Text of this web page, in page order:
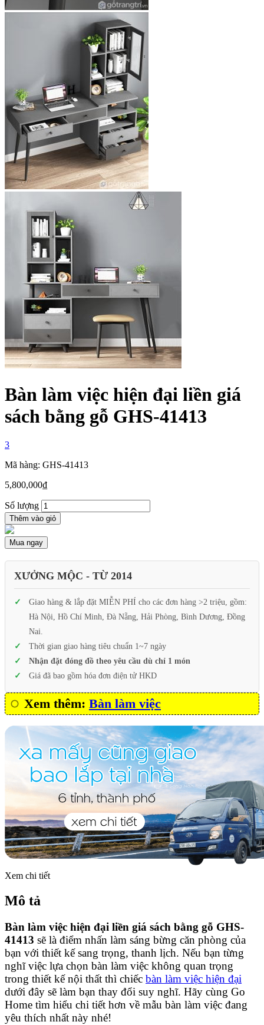
Bàn làm việc hiện đại liền giá
sách bằng gỗ GHS-41413
3
Mã hàng: GHS-41413
5,800,000₫
Số lượng
Thêm vào giỏ
Mua ngay
XƯỞNG MỘC - TỪ 2014
Giao hàng & lắp đặt MIỄN PHÍ cho các đơn hàng >2 triệu, gồm:
Hà Nội, Hồ Chí Minh, Đà Nẵng, Hải Phòng, Bình Dương, Đồng
Nai.
Thời gian giao hàng tiêu chuẩn 1~7 ngày
Nhận đặt đóng đồ theo yêu cầu dù chỉ 1 món
Giá đã bao gồm hóa đơn điện tử HKD
Xem thêm: Bàn làm việc
Xem chi tiết
Mô tả
Bàn làm việc hiện đại liền giá sách bằng gỗ GHS-
41413 sẽ là điểm nhấn làm sáng bừng căn phòng của
bạn với thiết kế sang trọng, thanh lịch. Nếu bạn từng
nghĩ việc lựa chọn bàn làm việc không quan trọng
trong thiết kế nội thất thì chiếc bàn làm việc hiện đại
dưới đây sẽ làm bạn thay đổi suy nghĩ. Hãy cùng Go
Home tìm hiểu chi tiết hơn về mẫu bàn làm việc đang
yêu thích nhất này nhé!